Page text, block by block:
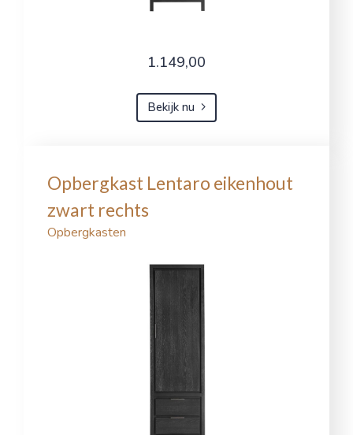
1.149,00
Bekijk nu
Opbergkast Lentaro eikenhout
zwart rechts
Opbergkasten